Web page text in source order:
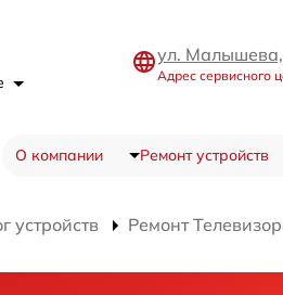
ул.
Адрес сервисного
О компании Ремонт устройств
устройств Ремонт